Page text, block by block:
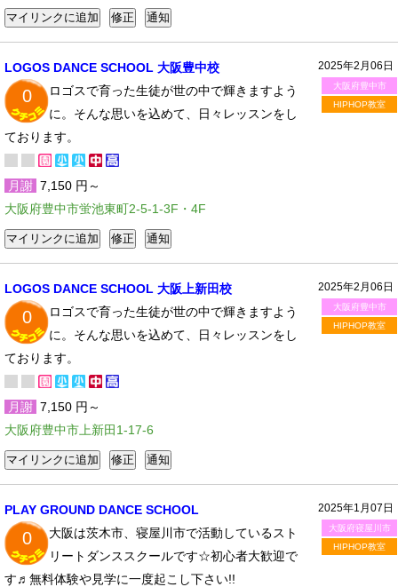
2025年2月06日
大阪府豊中市
HIPHOP教室
LOGOS DANCE SCHOOL 大阪豊中校
0
ロゴスで育った生徒が世の中で輝きますよう
に。そんな思いを込めて、日々レッスンをし
ております。
月謝 7,150 円～
大阪府豊中市蛍池東町2-5-1-3F・4F
2025年2月06日
大阪府豊中市
HIPHOP教室
LOGOS DANCE SCHOOL 大阪上新田校
0
ロゴスで育った生徒が世の中で輝きますよう
に。そんな思いを込めて、日々レッスンをし
ております。
月謝 7,150 円～
大阪府豊中市上新田1-17-6
2025年1月07日
大阪府寝屋川市
HIPHOP教室
PLAY GROUND DANCE SCHOOL
0
大阪は茨木市、寝屋川市で活動しているスト
リートダンススクールです☆初心者大歓迎で
す♬無料体験や見学に一度起こし下さい!!